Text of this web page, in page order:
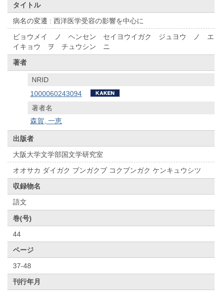
タイトル
病名の変遷 : 西洋医学受容の影響を中心に
ビョウメイ ノ ヘンセン セイヨウイガク ジュヨウ ノ エ
イキョウ ヲ チュウシン ニ
著者
NRID
1000060243094
著者名
森賀, 一恵
出版者
大阪大学文学部国文学研究室
オオサカ ダイガク ブンガクブ コクブンガク ケンキュウシツ
収録物名
語文
巻(号)
44
ページ
37-48
刊行年月